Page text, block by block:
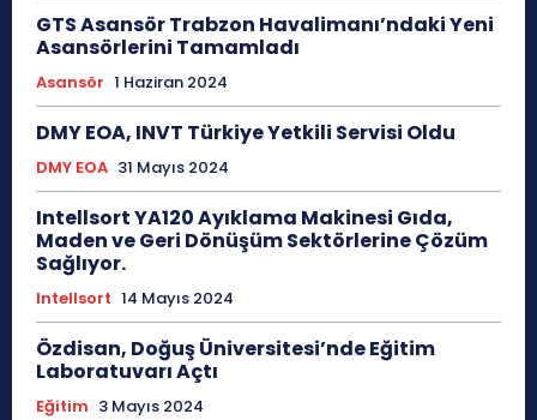
GTS Asansör Trabzon Havalimanı’ndaki Yeni
Asansörlerini Tamamladı
Asansör 1 Haziran 2024
DMY EOA, INVT Türkiye Yetkili Servisi Oldu
DMY EOA 31 Mayıs 2024
Intellsort YA120 Ayıklama Makinesi Gıda,
Maden ve Geri Dönüşüm Sektörlerine Çözüm
Sağlıyor.
Intellsort 14 Mayıs 2024
Özdisan, Doğuş Üniversitesi’nde Eğitim
Laboratuvarı Açtı
Eğitim 3 Mayıs 2024